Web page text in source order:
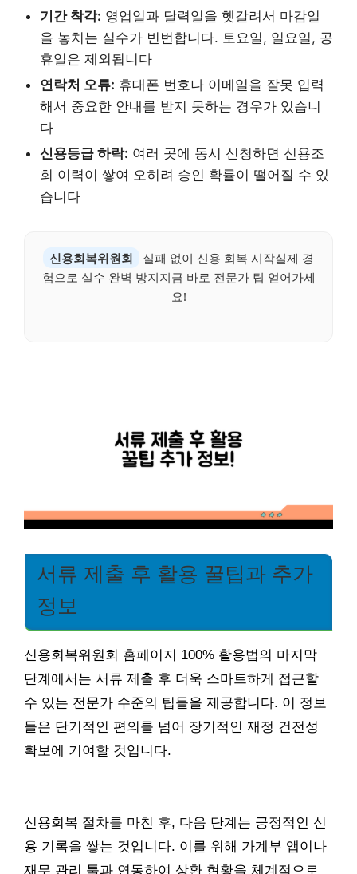
기간 착각: 영업일과 달력일을 헷갈려서 마감일
을 놓치는 실수가 빈번합니다. 토요일, 일요일, 공
휴일은 제외됩니다
연락처 오류: 휴대폰 번호나 이메일을 잘못 입력
해서 중요한 안내를 받지 못하는 경우가 있습니
다
신용등급 하락: 여러 곳에 동시 신청하면 신용조
회 이력이 쌓여 오히려 승인 확률이 떨어질 수 있
습니다
신용회복위원회
실패 없이 신용 회복 시작실제 경
험으로 실수 완벽 방지지금 바로 전문가 팁 얻어가세
요!
서류 제출 후 활용 꿀팁과 추가
정보
신용회복위원회 홈페이지 100% 활용법의 마지막
단계에서는 서류 제출 후 더욱 스마트하게 접근할
수 있는 전문가 수준의 팁들을 제공합니다. 이 정보
들은 단기적인 편의를 넘어 장기적인 재정 건전성
확보에 기여할 것입니다.
신용회복 절차를 마친 후, 다음 단계는 긍정적인 신
용 기록을 쌓는 것입니다. 이를 위해 가계부 앱이나
재무 관리 툴과 연동하여 상환 현황을 체계적으로